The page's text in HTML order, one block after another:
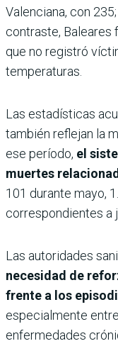
Valenciana, con
contraste, Baleares
que no registró
temperaturas.
Las estadísticas
también reflejan la
ese período, el
muertes
101 durante mayo,
correspondientes a
Las autoridades
necesidad de
frente a los
especialmente
enfermedades